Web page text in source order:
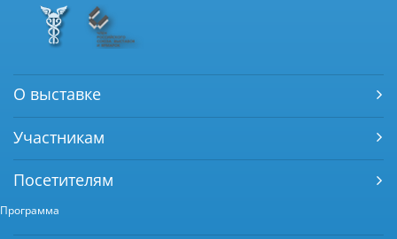
О выставке
Участникам
Посетителям
Программа